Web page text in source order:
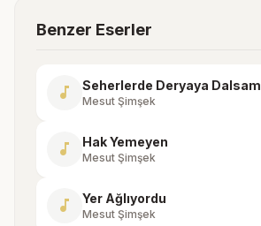
Benzer Eserler
music_note Seherlerde Deryaya Dalsam
Mesut Şimşek
music_note Hak Yemeyen
Mesut Şimşek
music_note Yer Ağlıyordu
Mesut Şimşek